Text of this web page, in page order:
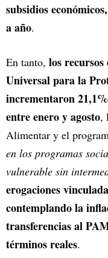
subsidios
a año.
En tanto, los
Universal para la
incrementaron
entre enero y agosto,
Alimentar y el
en los programas
vulnerable sin
erogaciones
contemplando la
transferencias al
términos reales.